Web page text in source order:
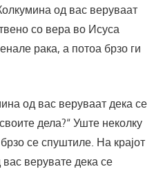
од вас веруваат
со вера во Исуса
рака, а потоа брзо ги
од вас веруваат дека се
дела?“ Уште неколку
се спуштиле. На крајот
верувате дека се